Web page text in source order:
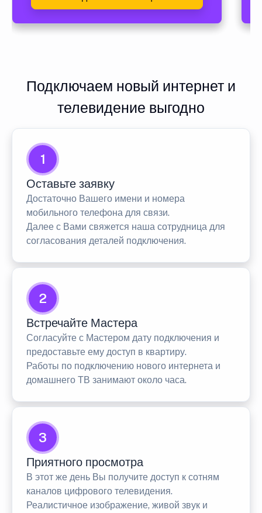
Подключаем новый интернет и
телевидение выгодно
1
Оставьте заявку
Достаточно Вашего имени и номера
мобильного телефона для связи.
Далее с Вами свяжется наша сотрудница для
согласования деталей подключения.
2
Встречайте Мастера
Согласуйте с Мастером дату подключения и
предоставьте ему доступ в квартиру.
Работы по подключению нового интернета и
домашнего ТВ занимают около часа.
3
Приятного просмотра
В этот же день Вы получите доступ к сотням
каналов цифрового телевидения.
Реалистичное изображение, живой звук и